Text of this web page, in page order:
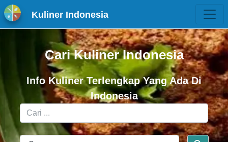
Kuliner Indonesia
Cari Kuliner Indonesia
Info Kuliner Terlengkap Yang Ada Di
Indonesia